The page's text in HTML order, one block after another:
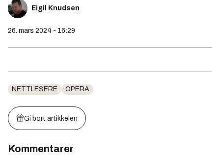
Eigil Knudsen
26. mars 2024 - 16:29
NETTLESERE OPERA
Gi bort artikkelen
Kommentarer